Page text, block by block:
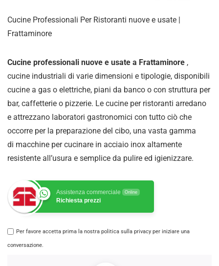
Cucine Professionali Per Ristoranti nuove e usate |
Frattaminore
Cucine professionali nuove e usate a Frattaminore ,
cucine industriali di varie dimensioni e tipologie, disponibili
cucine a gas o elettriche, piani da banco o con struttura per
bar, caffetterie o pizzerie. Le cucine per ristoranti arredano
e attrezzano laboratori gastronomici con tutto ciò che
occorre per la preparazione del cibo, una vasta gamma
di macchine per cucinare in acciaio inox altamente
resistente all’usura e semplice da pulire ed igienizzare.
Assistenza commerciale Online
Richiesta prezzi
Per favore accetta prima la nostra politica sulla privacy per iniziare una
conversazione.